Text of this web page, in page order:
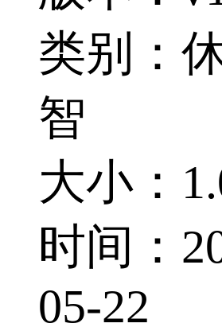
类别：
智
大小：
时间：
05-22